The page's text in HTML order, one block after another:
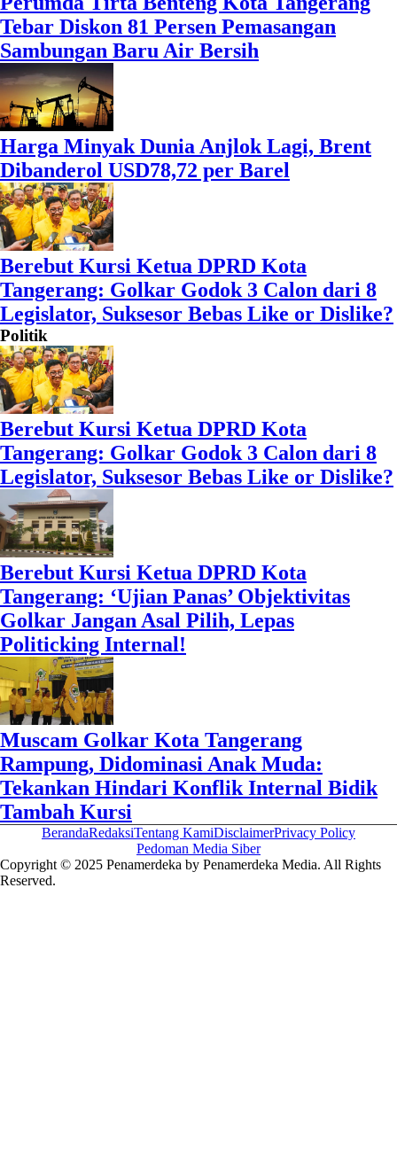
Tebar Diskon 81 Persen Pemasangan
Sambungan Baru Air Bersih
Harga Minyak Dunia Anjlok Lagi, Brent
Dibanderol USD78,72 per Barel
Berebut Kursi Ketua DPRD Kota
Tangerang: Golkar Godok 3 Calon dari 8
Legislator, Suksesor Bebas Like or Dislike?
Politik
Berebut Kursi Ketua DPRD Kota
Tangerang: Golkar Godok 3 Calon dari 8
Legislator, Suksesor Bebas Like or Dislike?
Berebut Kursi Ketua DPRD Kota
Tangerang: ‘Ujian Panas’ Objektivitas
Golkar Jangan Asal Pilih, Lepas
Politicking Internal!
Muscam Golkar Kota Tangerang
Rampung, Didominasi Anak Muda:
Tekankan Hindari Konflik Internal Bidik
Tambah Kursi
BerandaRedaksiTentang KamiDisclaimerPrivacy Policy
Pedoman Media Siber
Copyright © 2025 Penamerdeka by Penamerdeka Media. All Rights
Reserved.